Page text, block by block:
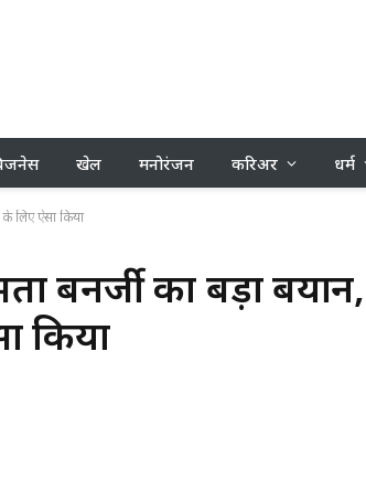
खेल मनोरंजन करिअर धर्म
लिए ऐसा किया
बनर्जी का बड़ा बयान,
किया